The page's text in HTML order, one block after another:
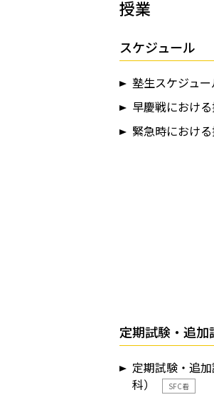
授業
スケジュール
塾生スケジュー
早慶戦におけ
緊急時におけ
定期試験・追加
定期試験・追
科）
SFC看